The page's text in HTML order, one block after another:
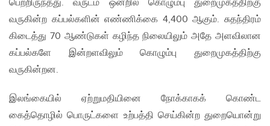
பெற்றிருந்தது. வருடம் ஒன்றில் கொழும்பு துறைமுகத்திற்கு
வருகின்ற கப்பல்களின் எண்ணிக்கை 4,400 ஆகும். சுதந்திரம்
கிடைத்து 70 ஆண்டுகள் கழிந்த நிலையிலும் அதே அளவிலான
கப்பல்களே இன்றளவிலும் கொழும்பு துறைமுகத்திற்கு
வருகின்றன.
இலங்கையில் ஏற்றுமதியினை நோக்காகக் கொண்ட
கைத்தொழில் பொருட்களை உற்பத்தி செய்கின்ற துறையொன்று